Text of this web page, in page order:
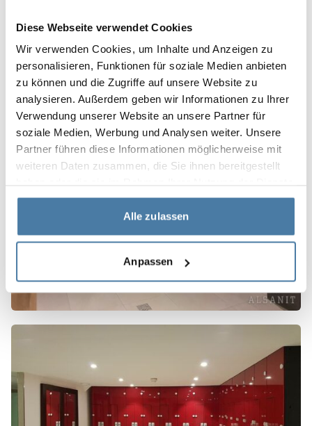
Diese Webseite verwendet Cookies
Wir verwenden Cookies, um Inhalte und Anzeigen zu
personalisieren, Funktionen für soziale Medien anbieten
zu können und die Zugriffe auf unsere Website zu
analysieren. Außerdem geben wir Informationen zu Ihrer
Verwendung unserer Website an unsere Partner für
soziale Medien, Werbung und Analysen weiter. Unsere
Partner führen diese Informationen möglicherweise mit
weiteren Daten zusammen, die Sie ihnen bereitgestellt
gesammelt haben.
Alle zulassen
Anpassen
Do skorzystania z oferty naszychkabin sanitarnych
zapraszamy m.in. szkoły, przedszkola, obiekty
sportowe, placówki medyczne, lokale gastronomiczne,
hotele i galerie handlowe.